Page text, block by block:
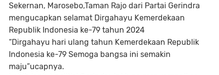
Sekernan, Marosebo,Taman Rajo dari Partai Gerindra
mengucapkan selamat Dirgahayu Kemerdekaan
Republik Indonesia ke-79 tahun 2024
“Dirgahayu hari ulang tahun Kemerdekaan Republik
Indonesia ke-79 Semoga bangsa ini semakin
maju”ucapnya.